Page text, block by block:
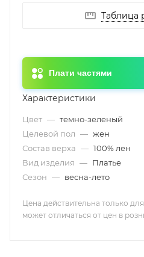
Таблица
Плати частями
Характеристики
Цвет — темно-зеленый
Целевой пол — жен
Состав верха — 100% лен
Вид изделия — Платье
Сезон — весна-лето
Цена действительна только
может отличаться от цен в